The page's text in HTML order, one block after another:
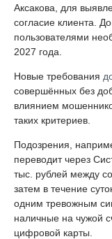
Аксакова, для
согласие клиента.
пользователями
2027 года.
Новые требования
совершённых без
влиянием
таких критериев.
Подозрения,
переводит через
тыс. рублей между
затем в течение
одним тревожным
наличные на чужой
цифровой карты.